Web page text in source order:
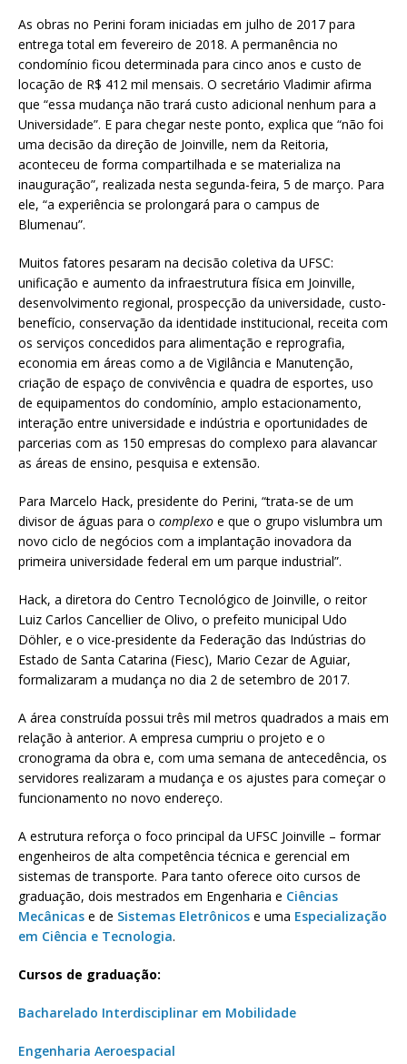
As obras no Perini foram iniciadas em julho de 2017 para
entrega total em fevereiro de 2018. A permanência no
condomínio ficou determinada para cinco anos e custo de
locação de R$ 412 mil mensais. O secretário Vladimir afirma
que “essa mudança não trará custo adicional nenhum para a
Universidade”. E para chegar neste ponto, explica que “não foi
uma decisão da direção de Joinville, nem da Reitoria,
aconteceu de forma compartilhada e se materializa na
inauguração”, realizada nesta segunda-feira, 5 de março. Para
ele, “a experiência se prolongará para o campus de
Blumenau”.
Muitos fatores pesaram na decisão coletiva da UFSC:
unificação e aumento da infraestrutura física em Joinville,
desenvolvimento regional, prospecção da universidade, custo-
benefício, conservação da identidade institucional, receita com
os serviços concedidos para alimentação e reprografia,
economia em áreas como a de Vigilância e Manutenção,
criação de espaço de convivência e quadra de esportes, uso
de equipamentos do condomínio, amplo estacionamento,
interação entre universidade e indústria e oportunidades de
parcerias com as 150 empresas do complexo para alavancar
as áreas de ensino, pesquisa e extensão.
Para Marcelo Hack, presidente do Perini, “trata-se de um
divisor de águas para o complexo e que o grupo vislumbra um
novo ciclo de negócios com a implantação inovadora da
primeira universidade federal em um parque industrial”.
Hack, a diretora do Centro Tecnológico de Joinville, o reitor
Luiz Carlos Cancellier de Olivo, o prefeito municipal Udo
Döhler, e o vice-presidente da Federação das Indústrias do
Estado de Santa Catarina (Fiesc), Mario Cezar de Aguiar,
formalizaram a mudança no dia 2 de setembro de 2017.
A área construída possui três mil metros quadrados a mais em
relação à anterior. A empresa cumpriu o projeto e o
cronograma da obra e, com uma semana de antecedência, os
servidores realizaram a mudança e os ajustes para começar o
funcionamento no novo endereço.
A estrutura reforça o foco principal da UFSC Joinville – formar
engenheiros de alta competência técnica e gerencial em
sistemas de transporte. Para tanto oferece oito cursos de
graduação, dois mestrados em Engenharia e Ciências
Mecânicas e de Sistemas Eletrônicos e uma Especialização
em Ciência e Tecnologia.
Cursos de graduação:
Bacharelado Interdisciplinar em Mobilidade
Engenharia Aeroespacial